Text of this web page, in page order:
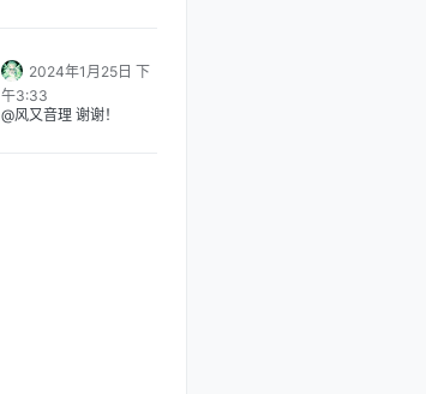
2024年1月25日 下
午3:33
@风又音理 谢谢！